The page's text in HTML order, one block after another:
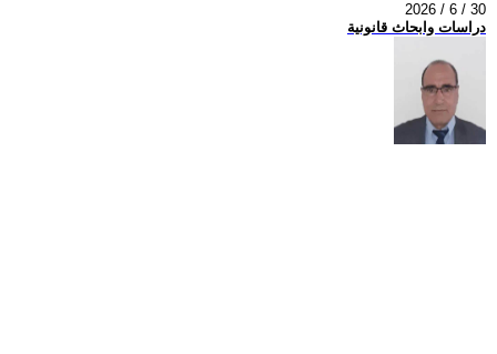
2026 / 6 / 30
دراسات وابحاث قانونية